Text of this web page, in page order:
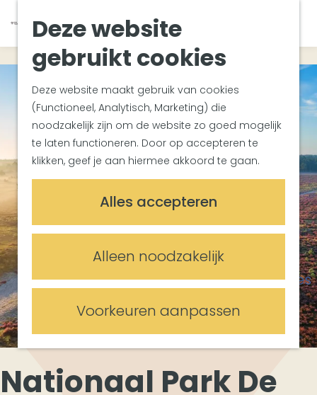
Deze website
gebruikt cookies
Deze website maakt gebruik van cookies
(Functioneel, Analytisch, Marketing) die
noodzakelijk zijn om de website zo goed mogelijk
te laten functioneren. Door op accepteren te
klikken, geef je aan hiermee akkoord te gaan.
Alles accepteren
Alleen noodzakelijk
Voorkeuren aanpassen
a
n
e
h
o
m
e
p
a
g
e
K
a
a
r
t
Z
o
e
k
e
n
M
e
u
Zuiderwaterlinie
Met groepen
Met kinderen
In de omgeving
Plan je bezoek
Bereikbaarheid
Overnachten
Plan op de kaart
Meetings & Events
Vergaderlocaties
Evenementenlocaties
Nationaal Park De